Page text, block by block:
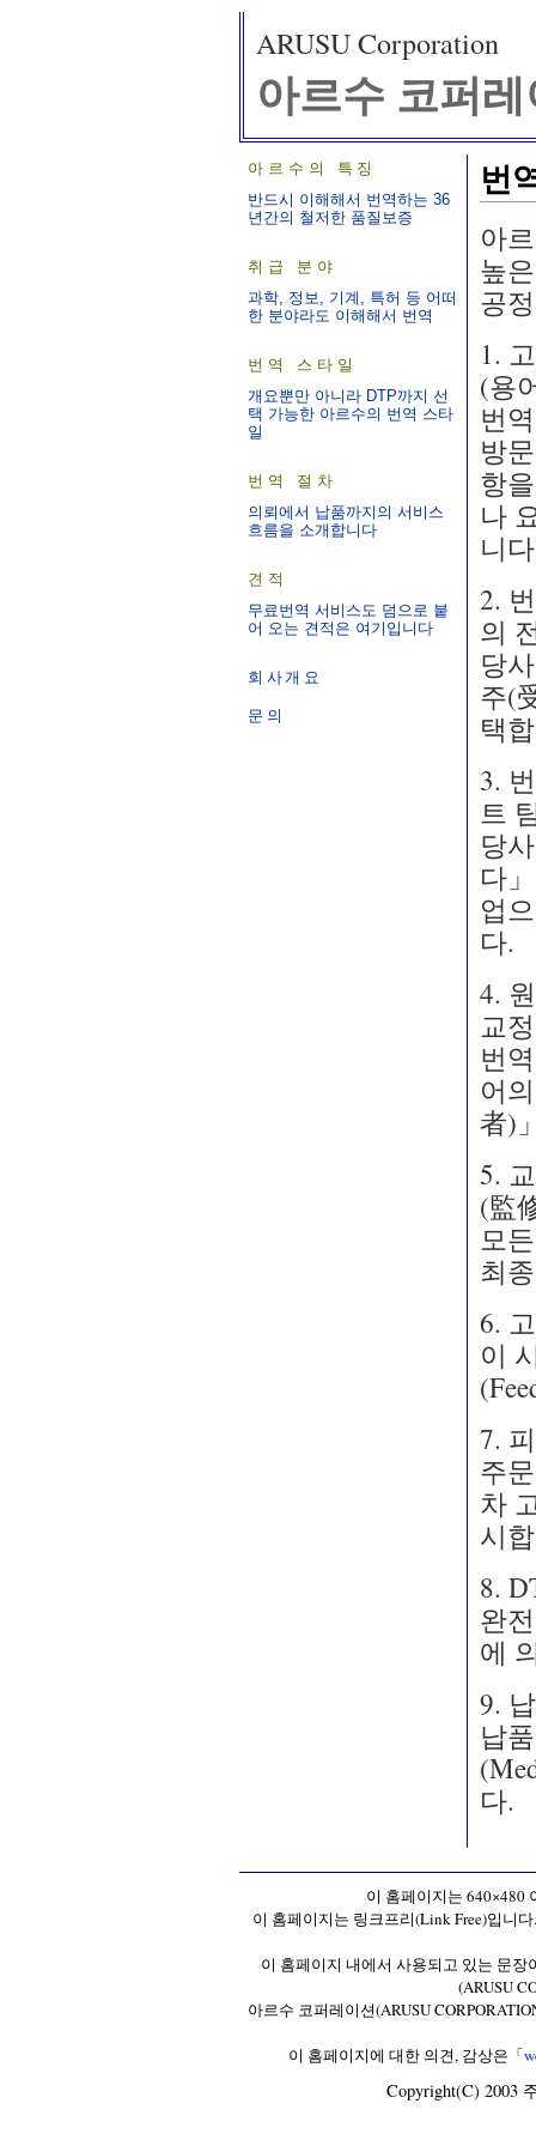
ARUSU Corporation
아르수 코퍼
아르수의 특징
반드시 이해해서 번역하는 36
년간의 철저한 품질보증
취급 분야
과학, 정보, 기계, 특허 등 어떠
한 분야라도 이해해서 번역
번역 스타일
개요뿐만 아니라 DTP까지 선
택 가능한 아르수의 번역 스타
일
번역 절차
의뢰에서 납품까지의 서비스
흐름을 소개합니다
견적
무료번역 서비스도 덤으로 붙
어 오는 견적은 여기입니다
회사개요
문의
번
아
높
공
1.
(용
번
방
항
나
니
2.
의
당
주(
택
3.
트
당
다
업
다.
4.
교정
번
어
者)
5.
(監
모
최
6.
이
7.
주
차
시
8.
완
에
9.
납
다.
이 홈페이지는 640×480
이 홈페이지는 링크프리(Link Free)입니
이 홈페이지 내에서 사용되고 있는 문
(ARUSU
아르수 코퍼레이션(ARUSU
이 홈페이지에 대한 의견, 감상은「
Copyright(C) 2003